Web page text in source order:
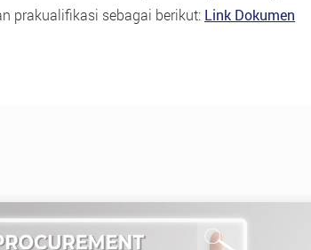
prakualifikasi sebagai berikut: Link Dokumen